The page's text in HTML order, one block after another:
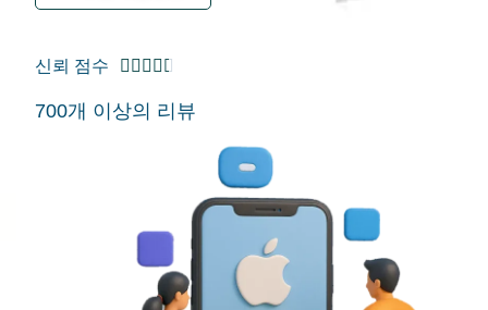
신뢰 점수     
700개 이상의 리뷰